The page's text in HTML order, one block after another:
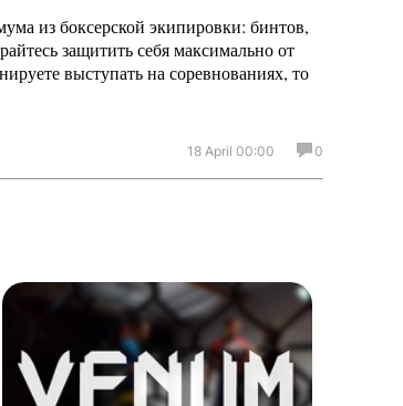
из боксерской экипировки: бинтов,
защитить себя максимально от
выступать на соревнованиях, то
0
18 April 00:00